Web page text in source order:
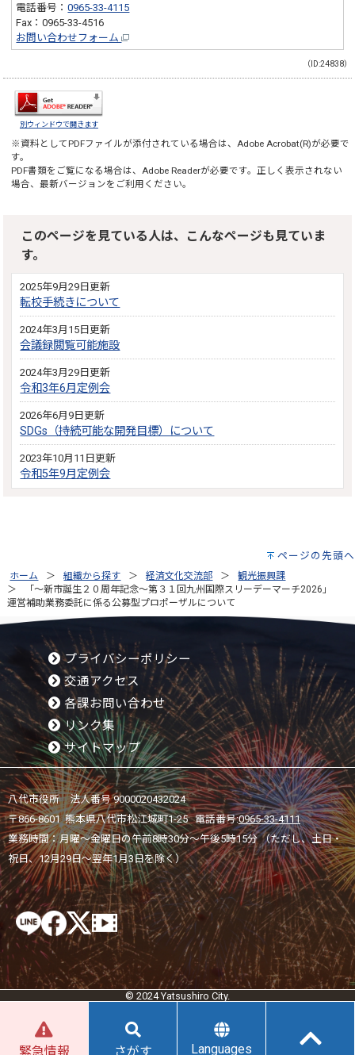
電話番号：0965-33-4115
Fax：0965-33-4516
お問い合わせフォーム
（ID:24838）
別ウィンドウで開きます
※資料としてPDFファイルが添付されている場合は、 Adobe Acrobat(R)が必要で
す。
PDF書類をご覧になる場合は、 Adobe Readerが必要です。正しく表示されない
場合、最新バージョンをご利用ください。
このページを見ている人は、こんなページも見ていま
す。
2025年9月29日更新
転校手続きについて
2024年3月15日更新
会議録閲覧可能施設
2024年3月29日更新
令和3年6月定例会
2026年6月9日更新
SDGs（持続可能な開発目標）について
2023年10月11日更新
令和5年9月定例会
ページの先頭へ
ホーム 組織から探す 経済文化交流部
観光振興課
「～新市誕生２０周年記念～第３１回九州国際スリーデーマーチ2026」
運営補助業務委託に係る公募型プロポーザルについて
プライバシーポリシー
交通アクセス
各課お問い合わせ
リンク集
サイトマップ
八代市役所 法人番号 9000020432024
〒866-8601 熊本県八代市松江城町1-25 電話番号:0965-33-4111
業務時間：月曜～金曜日の午前8時30分～午後5時15分 （ただし、土日・
祝日、12月29日～翌年1月3日を除く）
© 2024 Yatsushiro City.
緊急情報 さがす Languages